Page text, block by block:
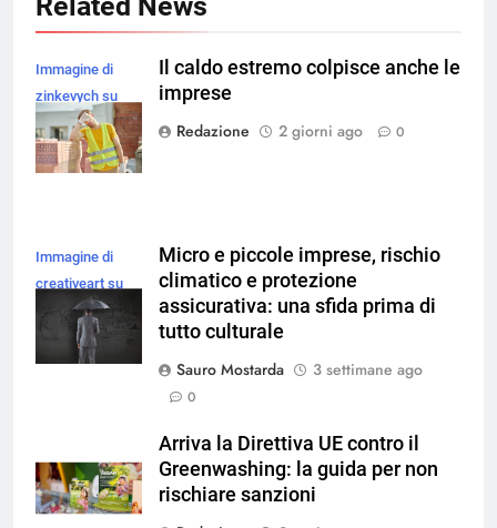
Immagine di
zinkevych su
Magnific
Il caldo estremo colpisce anche le
imprese
Redazione
2 giorni ago 0
Immagine di
creativeart su
Magnific
Micro e piccole imprese, rischio
climatico e protezione
assicurativa: una sfida prima di
tutto culturale
Sauro Mostarda
3 settimane ago
0
Arriva la Direttiva UE contro il
Greenwashing: la guida per non
rischiare sanzioni